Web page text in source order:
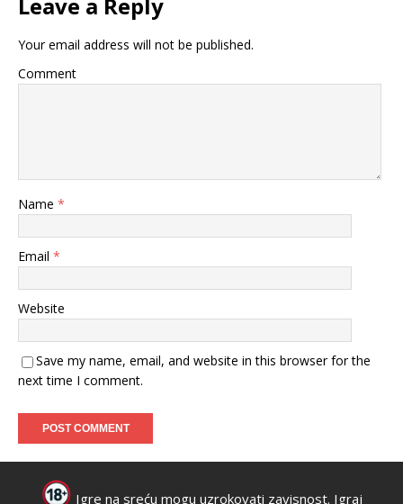
Your email address will not be published.
Comment
Name *
Email *
Website
Save my name, email, and website in this browser for the
next time I comment.
Igre na sreću mogu uzrokovati zavisnost. Igraj